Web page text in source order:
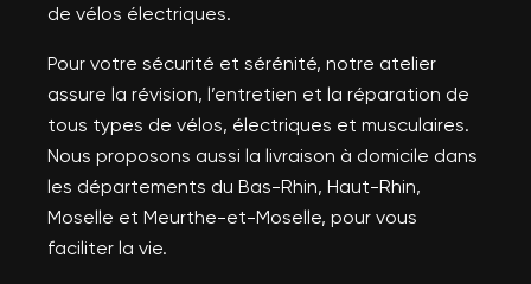
de vélos électriques.
Pour votre sécurité et sérénité, notre atelier
assure la révision, l’entretien et la réparation de
tous types de vélos, électriques et musculaires.
Nous proposons aussi la livraison à domicile dans
les départements du Bas-Rhin, Haut-Rhin,
Moselle et Meurthe-et-Moselle, pour vous
faciliter la vie.